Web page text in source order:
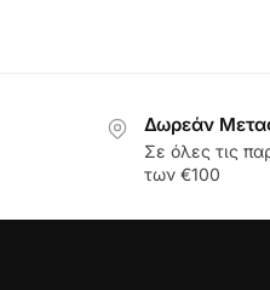
Δωρεάν
Σε όλες τις
των €100